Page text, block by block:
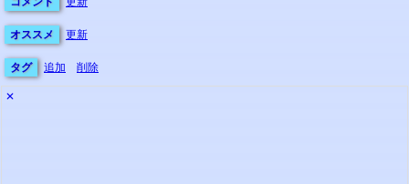
オススメ 更新
タグ 追加 削除
✕